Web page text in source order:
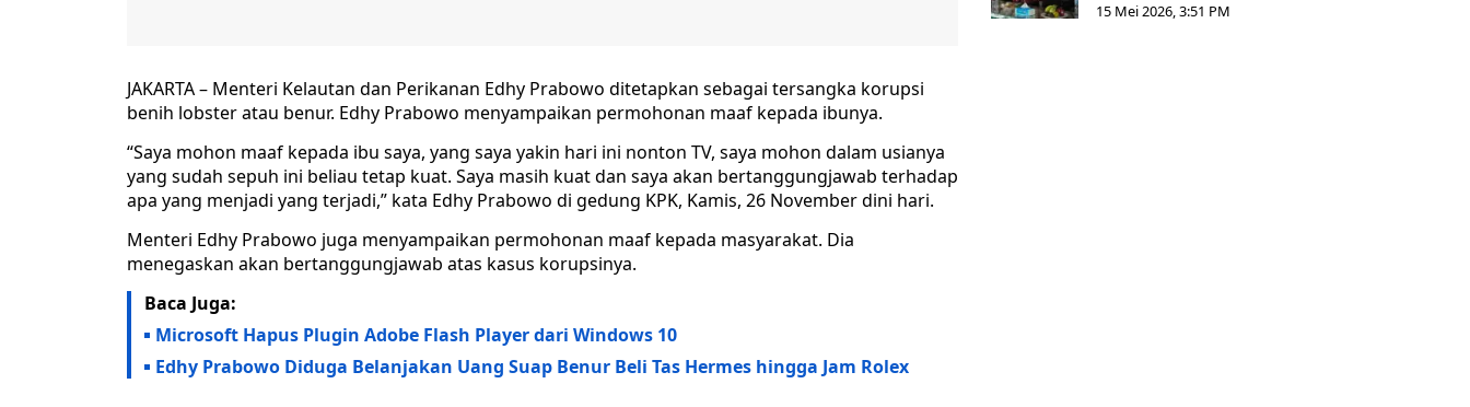
JAKARTA – Menteri Kelautan dan Perikanan Edhy Prabowo ditetapkan sebagai tersangka korupsi
benih lobster atau benur. Edhy Prabowo menyampaikan permohonan maaf kepada ibunya.
“Saya mohon maaf kepada ibu saya, yang saya yakin hari ini nonton TV, saya mohon dalam usianya
yang sudah sepuh ini beliau tetap kuat. Saya masih kuat dan saya akan bertanggungjawab terhadap
apa yang menjadi yang terjadi,” kata Edhy Prabowo di gedung KPK, Kamis, 26 November dini hari.
Menteri Edhy Prabowo juga menyampaikan permohonan maaf kepada masyarakat. Dia
menegaskan akan bertanggungjawab atas kasus korupsinya.
Baca Juga:
Microsoft Hapus Plugin Adobe Flash Player dari Windows 10
Edhy Prabowo Diduga Belanjakan Uang Suap Benur Beli Tas Hermes hingga Jam Rolex
15 Mei 2026, 3:51 PM